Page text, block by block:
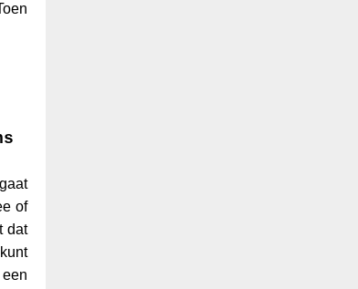
of
dat